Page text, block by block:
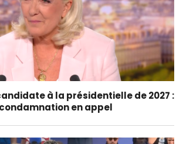
à la présidentielle de 2027 :
en appel